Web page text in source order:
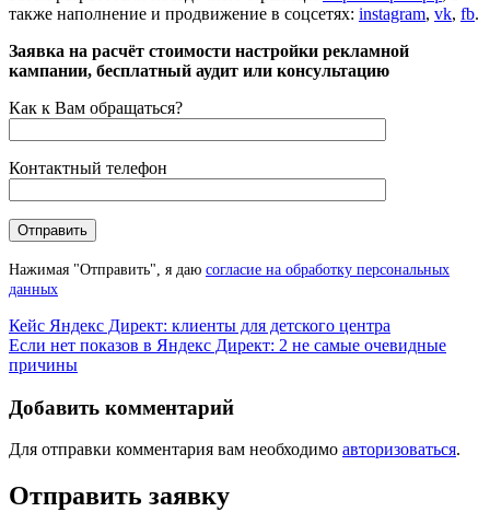
также наполнение и продвижение в соцсетях: instagram, vk, fb.
Posted inКейсы
Заявка на расчёт стоимости настройки рекламной
кампании, бесплатный аудит или консультацию
Как к Вам обращаться?
Контактный телефон
Нажимая "Отправить", я даю согласие на обработку персональных
данных
Навигация
по
Кейс Яндекс Директ: клиенты для детского центра
Если нет показов в Яндекс Директ: 2 не самые очевидные
причины
Добавить комментарий
Для отправки комментария вам необходимо авторизоваться.
Отправить заявку